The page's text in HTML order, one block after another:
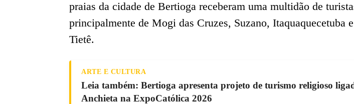
praias da cidade de Bertioga receberam uma multidão de
principalmente de Mogi das Cruzes, Suzano, Itaquaquecetuba
Tietê.
ARTE E CULTURA
Leia também: Bertioga apresenta projeto de turismo religioso
Anchieta na ExpoCatólica 2026